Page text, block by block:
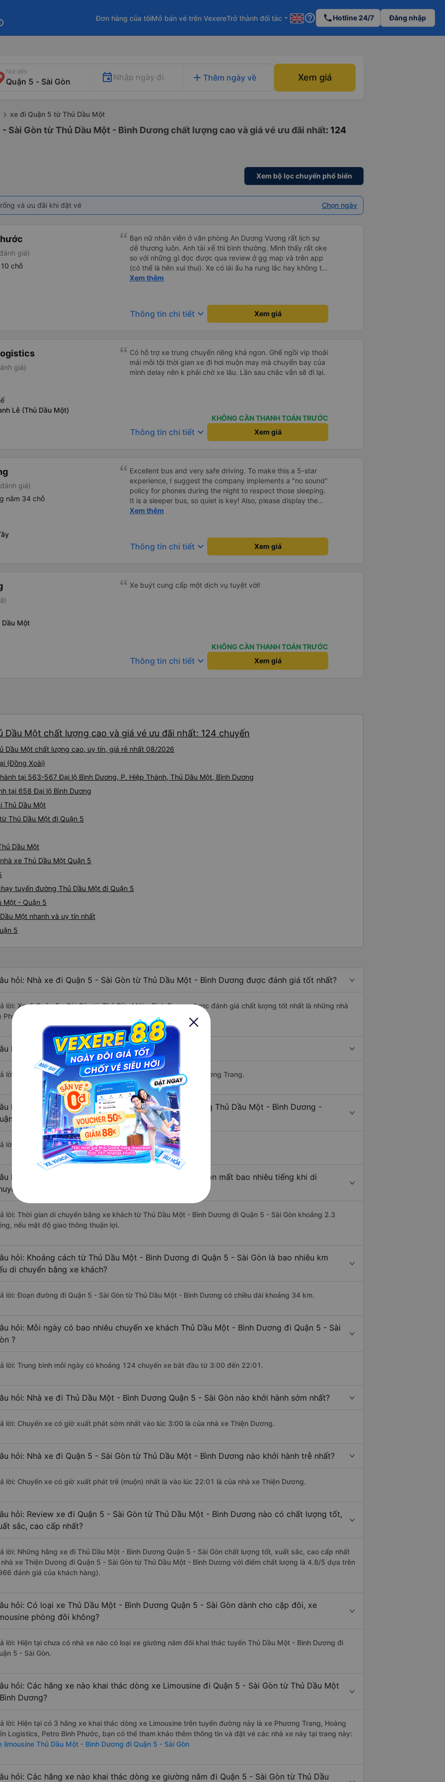
Đơn hàng của tôiMở bán vé trên VexereTrở thành đối tác arrow_drop_down help_outline phoneHotline 24/7 Đăng nhập
Nơi đến
Nhập ngày đi add Thêm ngày về Xem giá
xe đi Quận 5 từ Thủ Dầu Một
Sài Gòn từ Thủ Dầu Một - Bình Dương chất lượng cao và giá vé ưu đãi nhất: 124
Xem bộ lọc chuyến phổ biến
và ưu đãi khi đặt vé Chọn ngày
giá)
chỗ
Bạn nữ nhân viên ở văn phòng An Dương Vương rất lịch sự
dễ thương luôn. Anh tài xế thì bình thường. Mình thấy rất oke
so với những gì đọc được qua review ở gg map và trên app
(có thể là hên xui thui). Xe có lái ẩu ha rung lắc hay không thì
cũng ko rõ tại mình say xe nên ngủ ko à
Xem thêm
Thông tin chi tiết keyboard_arrow_down Xem giá
giá)
Lễ (Thủ Dầu Một)
Có hỗ trợ xe trung chuyển riêng khá ngon. Ghế ngồi vip thoải
mái mỗi tội thời gian xe đi hơi muộn may mà chuyến bay của
mình delay nên k phải chờ xe lâu. Lần sau chắc vẫn sẽ đi lại.
KHÔNG CẦN THANH TOÁN TRƯỚC
Thông tin chi tiết keyboard_arrow_down Xem giá
giá)
nằm 34 chỗ
Excellent bus and very safe driving. To make this a 5-star
experience, I suggest the company implements a "no sound"
policy for phones during the night to respect those sleeping.
It is a sleeper bus, so quiet is key! Also, please display the
Wi-Fi password clearly inside the cabin for convenience. I
hơn, tôi góp ý nhà xe nên có quy định rõ ràng về việc giữ im
lặng (tắt âm thanh điện thoại) vào ban đêm để tránh làm
Tôi vẫn sẽ tiếp tục ủng hộ nhà xe trong tương lai!
Xem thêm
Thông tin chi tiết keyboard_arrow_down Xem giá
Dầu Một
Xe buýt cung cấp một dịch vụ tuyệt vời!
KHÔNG CẦN THANH TOÁN TRƯỚC
Thông tin chi tiết keyboard_arrow_down Xem giá
Một chất lượng cao và giá vé ưu đãi nhất: 124 chuyến
Dầu Một chất lượng cao, uy tín, giá rẻ nhất 08/2026
(Đồng Xoài)
tại 563-567 Đại lộ Bình Dương, P. Hiệp Thành, Thủ Dầu Một, Bình Dương
tại 658 Đại lộ Bình Dương
Thủ Dầu Một
Thủ Dầu Một đi Quận 5
Dầu Một
xe Thủ Dầu Một Quận 5
tuyến đường Thủ Dầu Một đi Quận 5
Một - Quận 5
Một nhanh và uy tín nhất
5
hỏi: Nhà xe đi Quận 5 - Sài Gòn từ Thủ Dầu Một - Bình Dương được đánh giá tốt nhất?
lời: Xe đi Quận 5 - Sài Gòn từ Thủ Dầu Một - Bình Dương được đánh giá chất lượng tốt nhất là những nhà
Phương Trang, Hoàng Yến Logistics, Petro Bình Phước.
hỏi: Xe nào đi Quận 5 - Sài Gòn có giá rẻ nhất?
lời: Vé xe rẻ nhất có mức giá là 150.000 đồng của nhà xe Phương Trang.
hỏi: Có bao nhiêu nhà xe đang khai thác tuyến đường Thủ Dầu Một - Bình Dương -
5 - Sài Gòn ?
lời: Hiện tại có 4 nhà xe khai thác tuyến đường.
hỏi: Từ Thủ Dầu Một - Bình Dương đi Quận 5 - Sài Gòn mất bao nhiêu tiếng khi di
bằng xe khách?
lời: Thời gian di chuyển bằng xe khách từ Thủ Dầu Một - Bình Dương đi Quận 5 - Sài Gòn khoảng 2.3
nếu mật độ giao thông thuận lợi.
hỏi: Khoảng cách từ Thủ Dầu Một - Bình Dương đi Quận 5 - Sài Gòn là bao nhiêu km
di chuyển bằng xe khách?
lời: Đoạn đường đi Quận 5 - Sài Gòn từ Thủ Dầu Một - Bình Dương có chiều dài khoảng 34 km.
hỏi: Mỗi ngày có bao nhiêu chuyến xe khách Thủ Dầu Một - Bình Dương đi Quận 5 - Sài
?
lời: Trung bình mỗi ngày có khoảng 124 chuyến xe bắt đầu từ 3:00 đến 22:01.
hỏi: Nhà xe đi Thủ Dầu Một - Bình Dương Quận 5 - Sài Gòn nào khởi hành sớm nhất?
lời: Chuyến xe có giờ xuất phát sớm nhất vào lúc 3:00 là của nhà xe Thiện Dương.
hỏi: Nhà xe đi Quận 5 - Sài Gòn từ Thủ Dầu Một - Bình Dương nào khởi hành trễ nhất?
lời: Chuyến xe có giờ xuất phát trễ (muộn) nhất là vào lúc 22:01 là của nhà xe Thiện Dương.
hỏi: Review xe đi Quận 5 - Sài Gòn từ Thủ Dầu Một - Bình Dương nào có chất lượng tốt,
sắc, cao cấp nhất?
lời: Những hãng xe đi Thủ Dầu Một - Bình Dương Quận 5 - Sài Gòn chất lượng tốt, xuất sắc, cao cấp nhất
nhà xe Thiện Dương đi Quận 5 - Sài Gòn từ Thủ Dầu Một - Bình Dương với điểm chất lượng là 4.8/5 dựa trên
đánh giá của khách hàng).
hỏi: Có loại xe Thủ Dầu Một - Bình Dương Quận 5 - Sài Gòn dành cho cặp đôi, xe
phòng đôi không?
lời: Hiện tại chưa có nhà xe nào có loại xe giường nằm đôi khai thác tuyến Thủ Dầu Một - Bình Dương đi
5 - Sài Gòn.
hỏi: Các hãng xe nào khai thác dòng xe Limousine đi Quận 5 - Sài Gòn từ Thủ Dầu Một
Dương?
lời: Hiện tại có 3 hãng xe khai thác dòng xe Limousine trên tuyến đường này là xe Phương Trang, Hoàng
Logistics, Petro Bình Phước, bạn có thể tham khảo thêm thông tin và đặt vé các nhà xe này tại trang này:
limousine Thủ Dầu Một - Bình Dương đi Quận 5 - Sài Gòn
hỏi: Các hãng xe nào khai thác dòng xe giường nằm đi Quận 5 - Sài Gòn từ Thủ Dầu